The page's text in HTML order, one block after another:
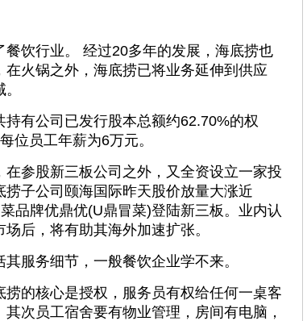
饮行业。 经过20多年的发展，海底捞也
火锅之外，海底捞已将业务延伸到供应
有公司已发行股本总额约62.70%的权
位员工年薪为6万元。
参股新三板公司之外，又全资设立一家投
子公司颐海国际昨天股价放量大涨近
品牌优鼎优(U鼎冒菜)登陆新三板。业内认
后，将有助其海外加速扩张。
务细节，一般餐饮企业学不来。
的核心是授权，服务员有权给任何一桌客
次员工宿舍要有物业管理，房间有电脑，